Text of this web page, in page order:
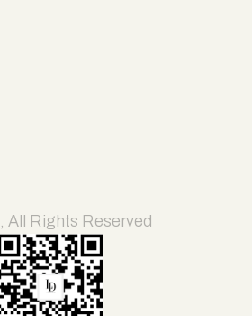
, All Rights Reserved